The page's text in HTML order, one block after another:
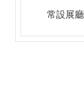
常設展廳